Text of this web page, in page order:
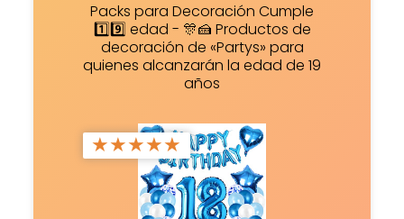
Packs para Decoración Cumple
1️⃣9️⃣ edad - 🎊🍰 Productos de
decoración de «Partys» para
quienes alcanzarán la edad de 19
años
★★★★★